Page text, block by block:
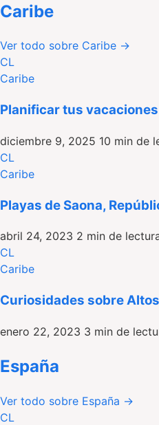
Caribe
Ver todo sobre Caribe →
CL
Caribe
Planificar tus
diciembre 9, 2025 10 min de
CL
Caribe
Playas de Saona,
abril 24, 2023 2 min de
CL
Caribe
Curiosidades sobre
enero 22, 2023 3 min de
España
Ver todo sobre España →
CL